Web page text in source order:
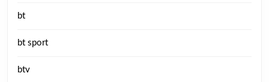
bt
bt sport
btv